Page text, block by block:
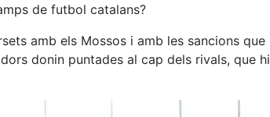
de futbol catalans?
amb els Mossos i amb les sancions que
donin puntades al cap dels rivals, que hi
cookies
algunes